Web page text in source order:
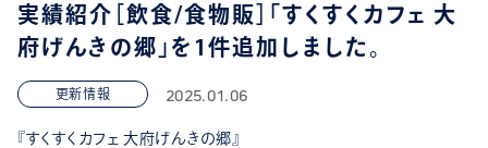
実績紹介［飲食/食物販］「すくすくカフェ 大
府げんきの郷」を1件追加しました。
更新情報 2025.01.06
『すくすくカフェ 大府げんきの郷』